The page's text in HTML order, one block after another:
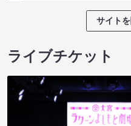
サイト
ライブチケット